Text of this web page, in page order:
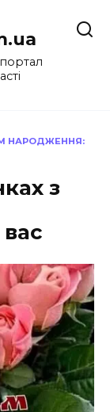
НАРОДЖЕННЯ:
з
вас